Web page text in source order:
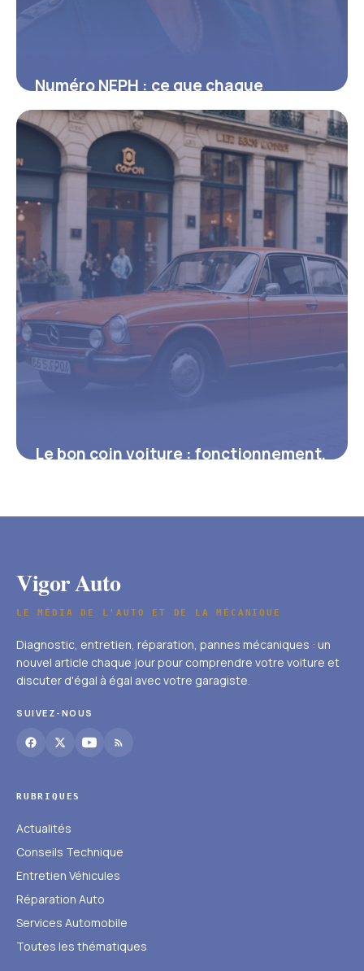
Numéro NEPH : ce que chaque
candidat au permis doit vraiment
connaître
8 août 2025
Le bon coin voiture : fonctionnement,
Vigor Auto
LE MÉDIA DE L'AUTO ET DE LA MÉCANIQUE
Diagnostic, entretien, réparation, pannes mécaniques : un
nouvel article chaque jour pour comprendre votre voiture et
discuter d'égal à égal avec votre garagiste.
SUIVEZ-NOUS
RUBRIQUES
Actualités
Conseils Technique
Entretien Véhicules
Réparation Auto
Services Automobile
Toutes les thématiques